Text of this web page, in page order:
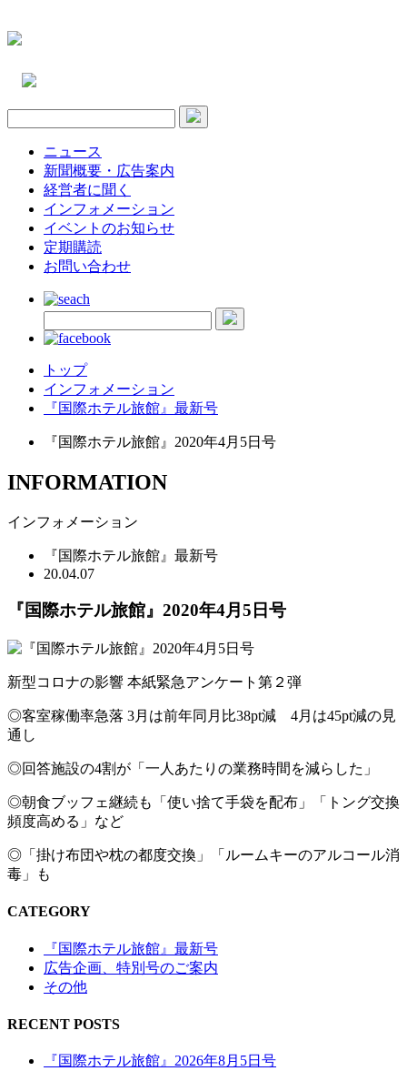
ニュース
新聞概要・広告案内
経営者に聞く
インフォメーション
イベントのお知らせ
定期購読
お問い合わせ
トップ
インフォメーション
『国際ホテル旅館』最新号
『国際ホテル旅館』2020年4月5日号
INFORMATION
インフォメーション
『国際ホテル旅館』最新号
20.04.07
『国際ホテル旅館』2020年4月5日号
新型コロナの影響 本紙緊急アンケート第２弾
◎客室稼働率急落 3月は前年同月比38pt減 4月は45pt減の見
通し
◎回答施設の4割が「一人あたりの業務時間を減らした」
◎朝食ブッフェ継続も「使い捨て手袋を配布」「トング交換
頻度高める」など
◎「掛け布団や枕の都度交換」「ルームキーのアルコール消
毒」も
CATEGORY
『国際ホテル旅館』最新号
広告企画、特別号のご案内
その他
RECENT POSTS
『国際ホテル旅館』2026年8月5日号